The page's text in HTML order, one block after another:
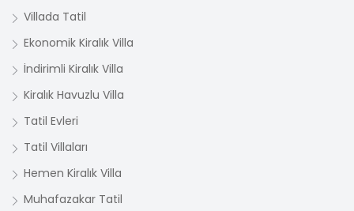
Villada Tatil
Ekonomik Kiralık Villa
İndirimli Kiralık Villa
Kiralık Havuzlu Villa
Tatil Evleri
Tatil Villaları
Hemen Kiralık Villa
Muhafazakar Tatil